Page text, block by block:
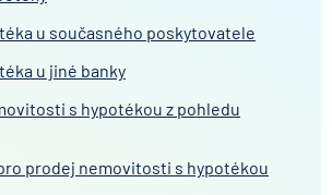
u současného poskytovatele
u jiné banky
s hypotékou z pohledu
prodej nemovitosti s hypotékou